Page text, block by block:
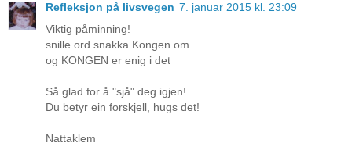
Refleksjon på livsvegen 7. januar 2015 kl. 23:09
Viktig påminning!
snille ord snakka Kongen om..
og KONGEN er enig i det
Så glad for å "sjå" deg igjen!
Du betyr ein forskjell, hugs det!
Nattaklem